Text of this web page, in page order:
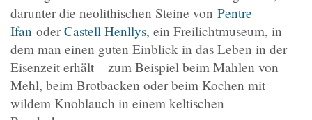
darunter die neolithischen Steine von Pentre
Ifan oderCastell Henllys, ein Freilichtmuseum, in
dem man einen guten Einblick in das Leben in der
Eisenzeit erhält – zum Beispiel beim Mahlen von
Mehl, beim Brotbacken oder beim Kochen mit
wildem Knoblauch in einem keltischen